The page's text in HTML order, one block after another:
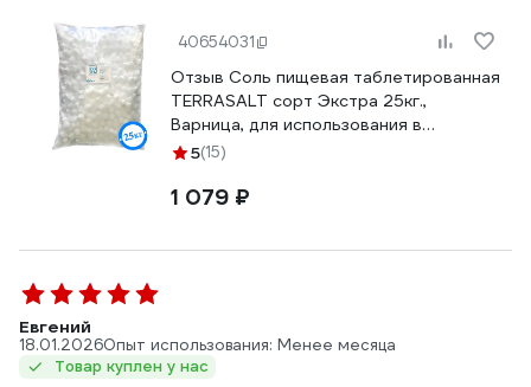
40654031
Отзыв Соль пищевая таблетированная
TERRASALT сорт Экстра 25кг.,
Варница, для использования в
системах умягчения и подготовки воды
5(15)
1 079 ₽
Евгений
18.01.2026Опыт использования: Менее месяца
Товар куплен у нас